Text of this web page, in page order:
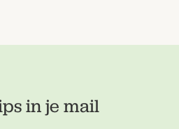
in je mail